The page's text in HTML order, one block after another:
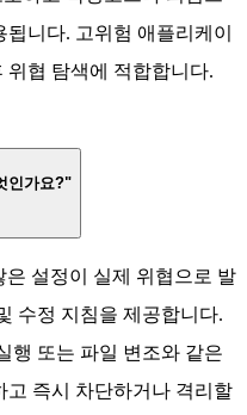
니다. 고위험 애플리케이
위협 탐색에 적합합니다.
인가요?"
은 설정이 실제 위협으로 발
수정 지침을 제공합니다.
행 또는 파일 변조와 같은
고 즉시 차단하거나 격리할